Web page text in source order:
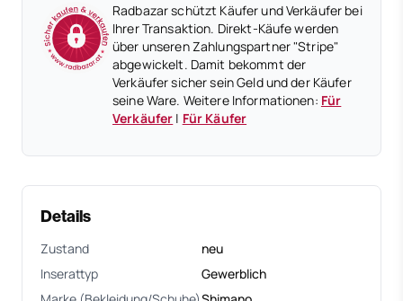
Radbazar schützt Käufer und Verkäufer bei
Ihrer Transaktion. Direkt-Käufe werden
über unseren Zahlungspartner "Stripe"
abgewickelt. Damit bekommt der
Verkäufer sicher sein Geld und der Käufer
seine Ware. Weitere Informationen: Für
Verkäufer | Für Käufer
Details
Zustand
neu
Inserattyp
Gewerblich